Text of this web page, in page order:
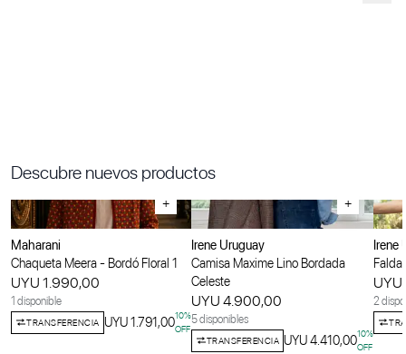
Descubre nuevos productos
+
Maharani
Chaqueta Meera - Bordó Floral 1
UYU 1.990,00
1 disponible
TRANSFERENCIA UYU 1.791,0010%
OFF
+
Irene Uruguay
Camisa Maxime Lino Bordada
Celeste
UYU 4.900,00
5 disponibles
TRANSFERENCIA UYU 4.410,0010%
OFF
Irene
Falda
2